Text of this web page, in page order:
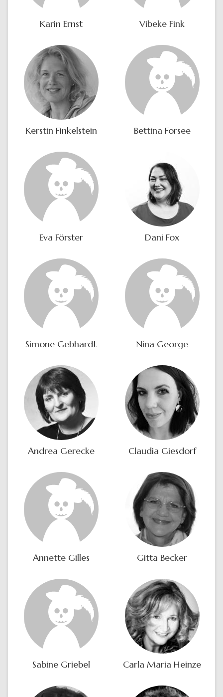
Karin Ernst Vibeke Fink
Kerstin Finkelstein Bettina Forsee
Eva Förster Dani Fox
Simone Gebhardt Nina George
Andrea Gerecke Claudia Giesdorf
Annette Gilles Gitta Becker
Sabine Griebel Carla Maria Heinze